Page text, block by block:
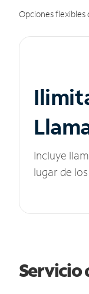
Opciones flexibles
Incluye
lugar de
Servicio